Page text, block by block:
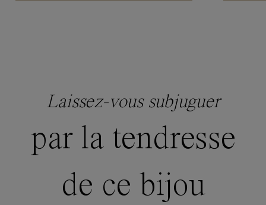
Laissez-vous subjuguer
par la tendresse
de ce bijou